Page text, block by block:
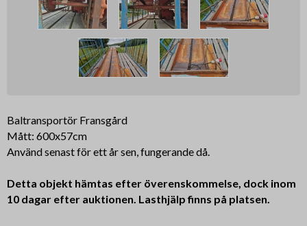
Baltransportör Fransgård
Mått: 600x57cm
Använd senast för ett år sen, fungerande då.
Detta objekt hämtas efter överenskommelse, dock inom
10 dagar efter auktionen. Lasthjälp finns på platsen.